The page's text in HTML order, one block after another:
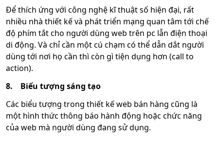
Để thích ứng với công nghệ kĩ thuật số hiện đại, rất
nhiều nhà thiết kế và phát triển mạng quan tâm tới chế
độ phím tắt cho người dùng web trên pc lẫn điện thoại
di động. Và chỉ cần một cú chạm có thể dẫn dắt người
dùng tới nơi họ cần thì còn gì tiện dụng hơn (call to
action).
8. Biểu tượng sáng tạo
Các biểu tượng trong thiết kế web bán hàng cũng là
một hình thức thông báo hành động hoặc chức năng
của web mà người dùng đang sử dụng.